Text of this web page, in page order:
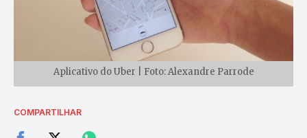
Aplicativo do Uber | Foto: Alexandre Parrode
COMPARTILHAR